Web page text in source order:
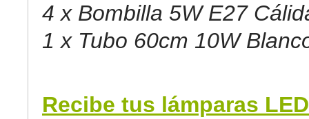
4 x Bombilla 5W E27
1 x Tubo 60cm 10W
Recibe tus lámparas LED